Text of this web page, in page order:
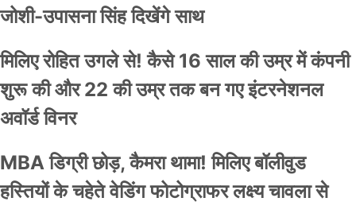
जोशी-उपासना सिंह दिखेंगे साथ
मिलिए रोहित उगले से! कैसे 16 साल की उम्र में कंपनी
शुरू की और 22 की उम्र तक बन गए इंटरनेशनल
अवॉर्ड विनर
MBA डिग्री छोड़, कैमरा थामा! मिलिए बॉलीवुड
हस्तियों के चहेते वेडिंग फोटोग्राफर लक्ष्य चावला से